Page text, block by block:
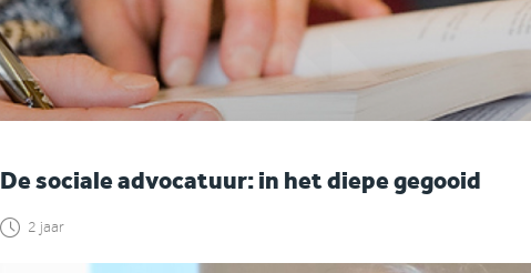
De sociale advocatuur: in het diepe gegooid
2 jaar